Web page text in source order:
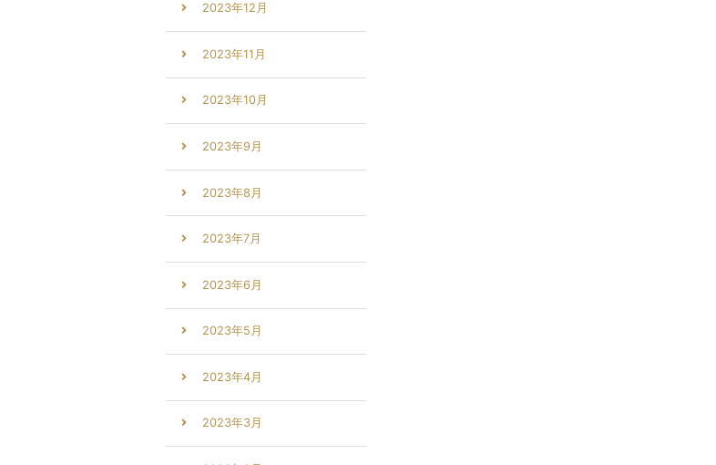
2023年12月
2023年11月
2023年10月
2023年9月
2023年8月
2023年7月
2023年6月
2023年5月
2023年4月
2023年3月